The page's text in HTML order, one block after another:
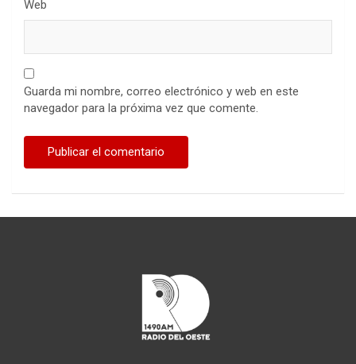
Web
Guarda mi nombre, correo electrónico y web en este
navegador para la próxima vez que comente.